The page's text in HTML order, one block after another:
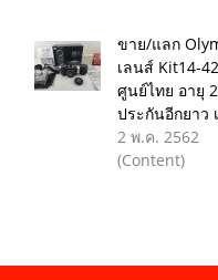
ขาย/แลก
เลนส์ Kit14-
ศูนย์ไทย อายุ
ประกันอีกยาว
2 พ.ค. 2562
(Content)